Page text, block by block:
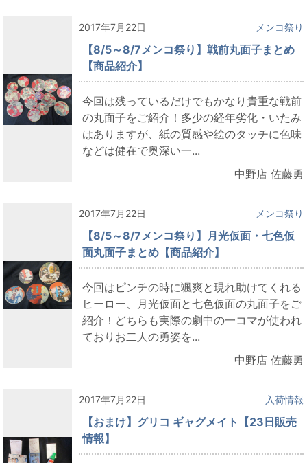
2017年7月22日 メンコ祭り
【8/5～8/7メンコ祭り】戦前丸面子まとめ
【商品紹介】
今回は残っているだけでもかなり貴重な戦前
の丸面子をご紹介！多少の経年劣化・いたみ
はありますが、紙の質感や絵のタッチに色味
などは健在で奥深い一...
中野店 佐藤勇
2017年7月22日 メンコ祭り
【8/5～8/7メンコ祭り】月光仮面・七色仮
面丸面子まとめ【商品紹介】
今回はピンチの時に颯爽と現れ助けてくれる
ヒーロー、月光仮面と七色仮面の丸面子をご
紹介！どちらも実際の劇中の一コマが使われ
ておりお二人の勇姿を...
中野店 佐藤勇
2017年7月22日 入荷情報
【おまけ】グリコ ギャグメイト【23日販売
情報】